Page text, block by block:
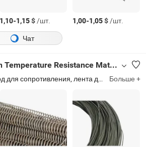
1,10-1,15$/шт. 1,00-1,05$/шт.
Чат
Taizhou Shunjie High Temperature Resistance Materials Co., Ltd.
для сопротивления, промышленная печь, нагревательный элемент, нагревательная труба, кварцевый обогреватель, керамический обогреватель Больше +